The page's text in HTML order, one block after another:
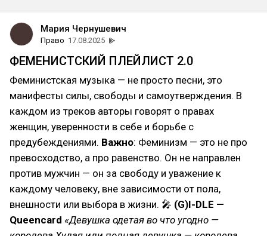
Мария Чернушевич
Право 17.08.2025
ФЕМЕНИСТСКИЙ ПЛЕЙЛИСТ 2.0
Феминистская музыка — не просто песни, это
манифесты силы, свободы и самоутверждения. В
каждом из треков авторы говорят о правах
женщин, уверенности в себе и борьбе с
предубеждениями. Важно: Феминизм — это не про
превосходство, а про равенство. Он не направлен
против мужчин — он за свободу и уважение к
каждому человеку, вне зависимости от пола,
внешности или выбора в жизни. 🎤 (G)I-DLE —
Queencard «Девушка одетая во что угодно —